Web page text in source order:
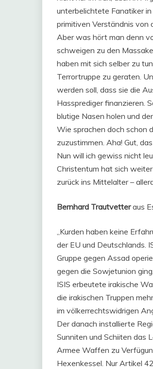
unterbelichtete Fanatiker
primitiven Verständnis von
Aber was hört man denn
schweigen zu den
haben mit sich selber zu
Terrortruppe zu geraten.
werden soll, dass sie die
Hassprediger finanzieren.
blutige Nasen holen und
Wie sprachen doch schon
zuzustimmen. Aha! Gut,
Nun will ich gewiss nicht
Christentum hat sich
zurück ins Mittelalter –
Bernhard Trautvetteraus
„Kurden haben keine
der EU und Deutschlands.
Gruppe gegen Assad
gegen die Sowjetunion
ISIS erbeutete irakische
die irakischen Truppen
im völkerrechtswidrigen
Der danach installierte
Sunniten und Schiiten das
Armee Waffen zu
Hexenkessel. Nur Artikel